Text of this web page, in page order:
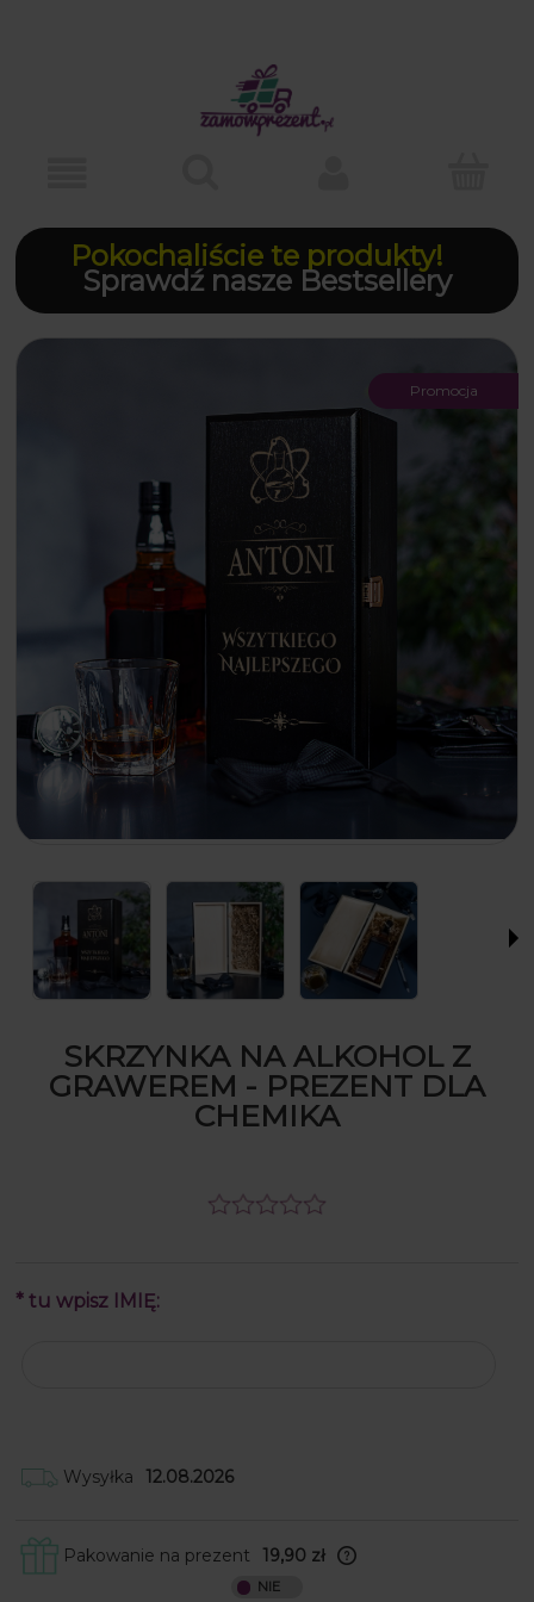
Pokochaliście te produkty!
Sprawdź nasze Bestsellery
Promocja
SKRZYNKA NA ALKOHOL Z
GRAWEREM - PREZENT DLA
CHEMIKA
* tu wpisz IMIĘ:
Wysyłka 12.08.2026
Pakowanie na prezent 19,90 zł
Skrzynki obwijamy w papier ozdobny, a